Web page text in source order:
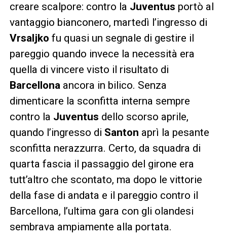
creare scalpore: contro la Juventus portò al
vantaggio bianconero, martedì l’ingresso di
Vrsaljko fu quasi un segnale di gestire il
pareggio quando invece la necessità era
quella di vincere visto il risultato di
Barcellonaancora in bilico. Senza
dimenticare la sconfitta interna sempre
contro la Juventus dello scorso aprile,
quando l’ingresso di Santon aprì la pesante
sconfitta nerazzurra. Certo, da squadra di
quarta fascia il passaggio del girone era
tutt’altro che scontato, ma dopo le vittorie
della fase di andata e il pareggio contro il
Barcellona, l’ultima gara con gli olandesi
sembrava ampiamente alla portata.